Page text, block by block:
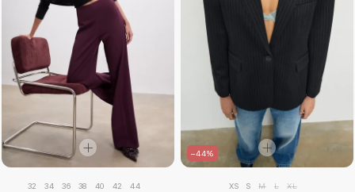
32 34 36 38 40 42 44
–44%
XS S M L XL